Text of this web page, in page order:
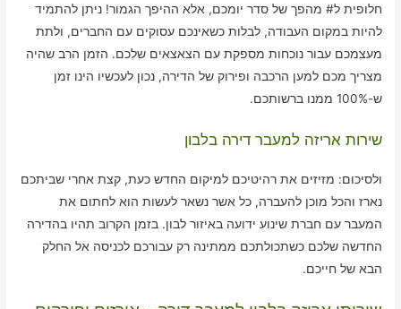
חלופית ל# מהפך של סדר יומכם, אלא ההיפך הגמור! ניתן להתמיד
להיות במקום העבודה, לבלות כשאינכם עסוקים עם החברים, ולתת
מעצמכם עבור נוכחות מספקת עם הצאצאים שלכם. הזמן הרב שהיה
מצריך מכם למען הרכבה ופירוק של הדירה, נכון לעכשיו הינו זמן
ש-100% ממנו ברשותכם.
שירות אריזה למעבר דירה בלבון
ולסיכום: מזיזים את רהיטיכם למיקום החדש כעת, קצת אחרי שביתכם
נארז והכל מוכן להעברה, כל אשר נשאר לעשות הוא לחתום את
המעבר עם חברת שינוע ידועה באיזור לבון. בזמן הקרוב תהיו בהדירה
החדשה שלכם כשתכולתכם ממתינה רק עבורכם לכניסה אל החלק
הבא של חייכם.